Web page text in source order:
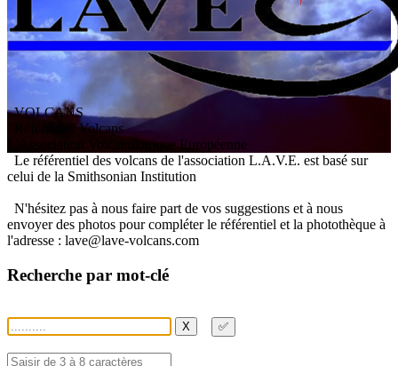
VOLCANS
/ Référentiel Volcans
ssociation V olcanologiqueEuropéenne
Le référentiel des volcans de l'association L.A.V.E. est basé sur
celui de la Smithsonian Institution
N'hésitez pas à nous faire part de vos suggestions et à nous
envoyer des photos pour compléter le référentiel et la photothèque à
l'adresse : lave@lave-volcans.com
Recherche par mot-clé
X ✅